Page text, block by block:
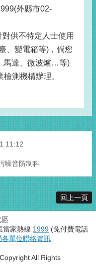
外縣市02-
供不特定人士使用
、變電箱等)，倘您
馬達、微波爐…等)
測機構辦理。
11:12
噪音防制科
回上一頁
區
當家熱線 1999 (免付費電話
各單位聯絡資訊
All Rights